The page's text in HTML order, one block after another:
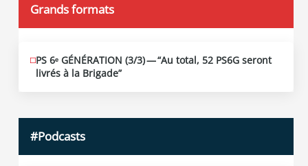
Grands formats
JUIN
19
PS 6ᵉ GÉNÉRATION (3/​3) — “Au total, 52 PS6G seront
livrés à la Brigade”
#Podcasts